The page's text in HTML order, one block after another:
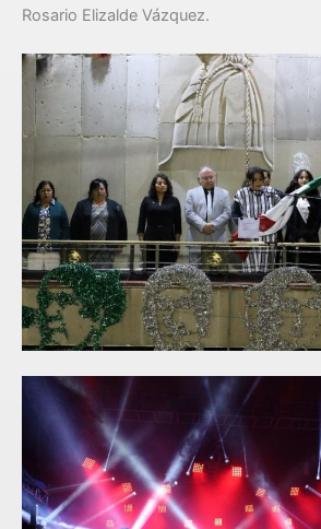
Rosario Elizalde Vázquez.